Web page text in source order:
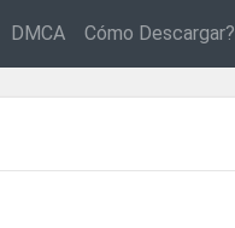
DMCA Cómo Descargar?